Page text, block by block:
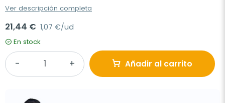
Ver descripción completa
21,44 € 1,07 €/ud
En stock
Añadir al carrito